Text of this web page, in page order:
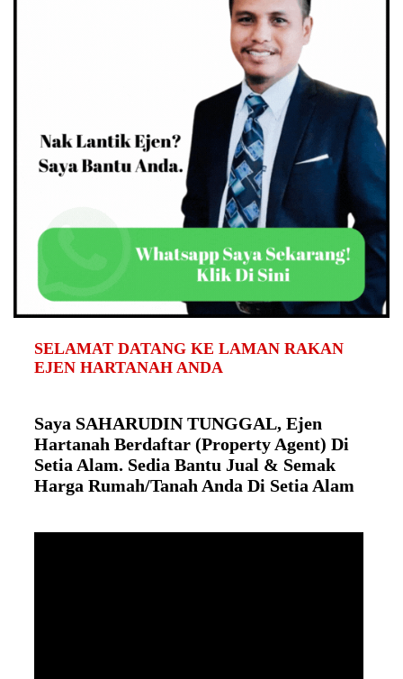
SELAMAT DATANG KE LAMAN RAKAN
EJEN HARTANAH ANDA
Saya SAHARUDIN TUNGGAL, Ejen
Hartanah Berdaftar (Property Agent) Di
Setia Alam. Sedia Bantu Jual & Semak
Harga Rumah/Tanah Anda Di Setia Alam